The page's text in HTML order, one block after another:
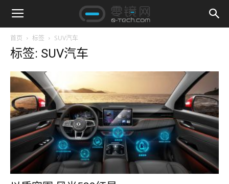
首页 标签 SUV汽车
标签: SUV汽车